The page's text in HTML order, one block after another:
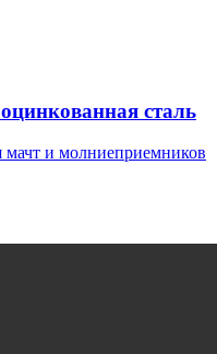
сталь
и молниеприемников